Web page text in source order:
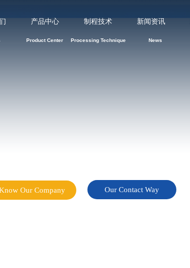
产品中心 制程技术 新闻资讯
Product Center Processing Technique News
Our Company Our Contact Way